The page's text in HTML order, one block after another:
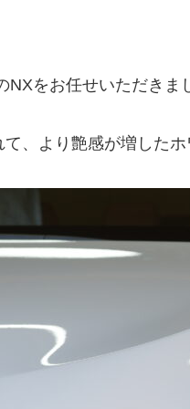
をお任せいただきま
、より艶感が増した